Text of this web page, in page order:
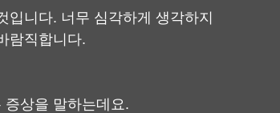
니다. 너무 심각하게 생각하지
람직합니다.
상을 말하는데요.